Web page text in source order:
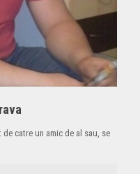
catre un amic de al sau, se